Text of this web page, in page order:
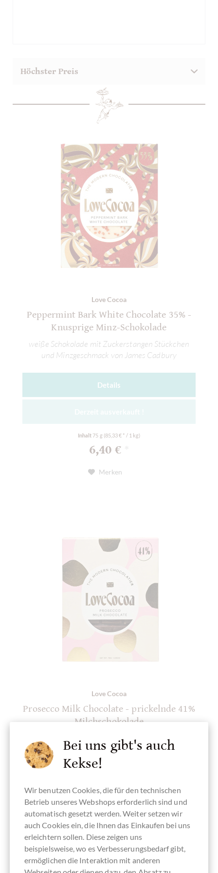
Love Cocoa
Peppermint Bark White Chocolate 35% -
Knusprige Minz-Schokolade
weiße Schokolade mit Zuckerstangen Stückchen
und Minzgeschmack von James Cadbury
Details
Inhalt 75 g (85,33 € * / 1 kg)
6,40 €
Merken
Love Cocoa
Prosecco Milk Chocolate - prickelnde 41%
Milchschokolade
made in the UK
Details
Derzeit ausverkauft !
Inhalt 75 g(85,33 € * / 1 kg)
6,40 €
Merken
Bei uns gibt's auch
Kekse!
Wir benutzen Cookies, die für den technischen
Betrieb unseres Webshops erforderlich sind und
automatisch gesetzt werden. Weiter setzen wir
auch Cookies ein, die Ihnen das Einkaufen bei uns
erleichtern sollen. Diese zeigen uns
beispielsweise, wo es Verbesserungsbedarf gibt,
ermöglichen die Interaktion mit anderen